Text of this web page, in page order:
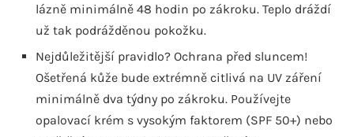
lázně minimálně 48 hodin po zákroku. Teplo dráždí
už tak podrážděnou pokožku.
Nejdůležitější pravidlo? Ochrana před sluncem!
Ošetřená kůže bude extrémně citlivá na UV záření
minimálně dva týdny po zákroku. Používejte
opalovací krém s vysokým faktorem (SPF 50+) nebo